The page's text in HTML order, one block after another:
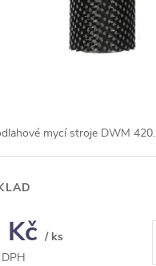
mycí stroje DWM 420.
/ ks